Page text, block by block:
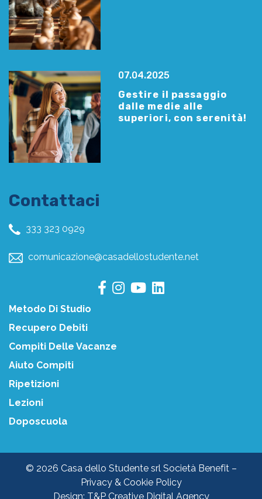
07.04.2025
Gestire il passaggio
dalle medie alle
superiori, con serenità!
Contattaci
333 323 0929
comunicazione@casadellostudente.net
Metodo Di Studio
Recupero Debiti
Compiti Delle Vacanze
Aiuto Compiti
Ripetizioni
Lezioni
Doposcuola
© 2026 Casa dello Studente srl Società Benefit –
Privacy & Cookie Policy
Design: T&P Creative Digital Agency